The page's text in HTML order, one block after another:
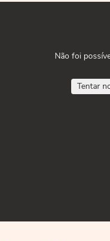
Não foi
Tentar